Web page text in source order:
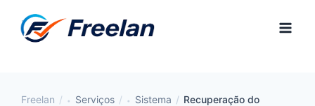
para
Freelan Serviços Sistema
Recuperação do